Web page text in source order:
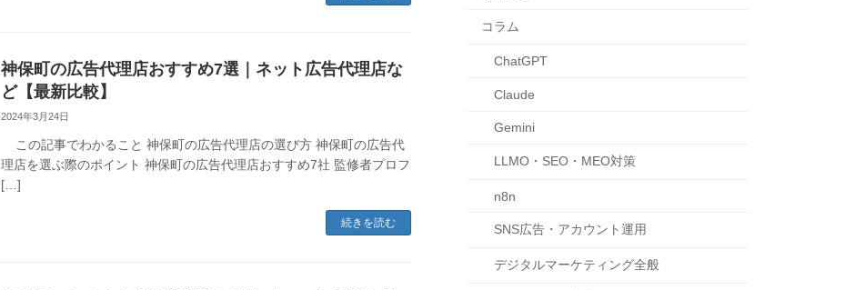
神保町の広告代理店おすすめ7選｜ネット広告代理店な
ど【最新比較】
2024年3月24日
この記事でわかること 神保町の広告代理店の選び方 神保町の広告代
理店を選ぶ際のポイント 神保町の広告代理店おすすめ7社 監修者プロフ
[…]
続きを読む
コラム
ChatGPT
Claude
Gemini
LLMO・SEO・MEO対策
n8n
SNS広告・アカウント運用
デジタルマーケティング全般